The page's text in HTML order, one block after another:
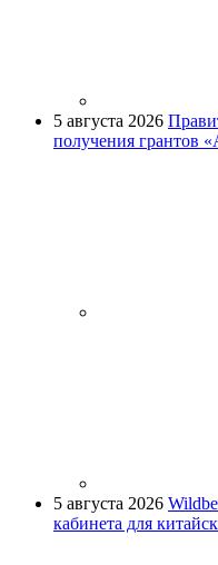
5 августа 2026
получения грантов
5 августа 2026
кабинета для